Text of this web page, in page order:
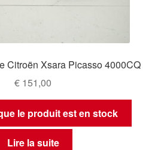
Citroën Xsara Picasso 4000CQ
€ 151,00
le produit est en stock
Lire la suite